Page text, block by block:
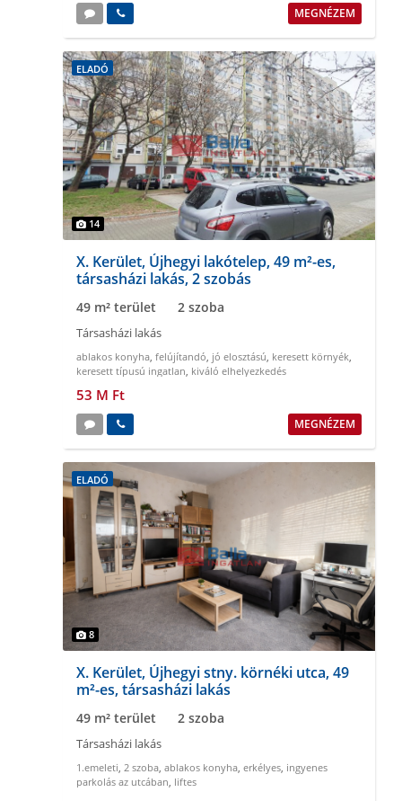
MEGNÉZEM
ELADÓ
14
X. Kerület, Újhegyi lakótelep, 49 m²-es,
társasházi lakás, 2 szobás
49 m² terület 2 szoba
Társasházi lakás
ablakos konyha, felújítandó, jó elosztású, keresett környék,
keresett típusú ingatlan, kiváló elhelyezkedés
53 M Ft
MEGNÉZEM
ELADÓ
8
X. Kerület, Újhegyi stny. körnéki utca, 49
m²-es, társasházi lakás
49 m² terület 2 szoba
Társasházi lakás
1.emeleti, 2 szoba, ablakos konyha, erkélyes, ingyenes
parkolás az utcában, liftes